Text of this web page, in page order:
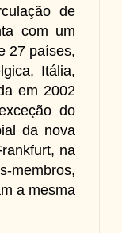
de
com um
27 países,
Itália,
em 2002
do
da nova
na
membros,
a mesma